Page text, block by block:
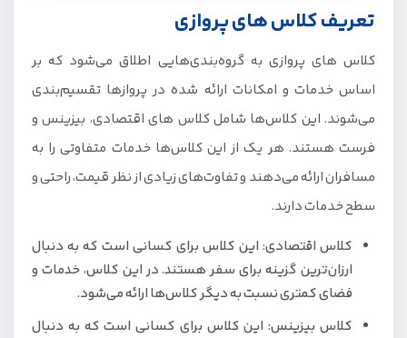
انواع کلاس های پروازی
1. کلاس پروازی اقتصادی (Economy Class)
مقایسه قیمت‌ها و تفاوت‌های هزینه‌ای
تعریف کلاس های پروازی
کلاس های پروازی به گروه‌بندی‌هایی اطلاق می‌شود که بر
اساس خدمات و امکانات ارائه شده در پروازها تقسیم‌بندی
می‌شوند. این کلاس‌ها شامل کلاس های اقتصادی، بیزینس و
فرست هستند. هر یک از این کلاس‌ها خدمات متفاوتی را به
مسافران ارائه می‌دهند و تفاوت‌های زیادی از نظر قیمت، راحتی و
سطح خدمات دارند.
کلاس اقتصادی: این کلاس برای کسانی است که به دنبال
ارزان‌ترین گزینه برای سفر هستند. در این کلاس، خدمات و
فضای کمتری نسبت به دیگر کلاس‌ها ارائه می‌شود.
کلاس بیزینس: این کلاس برای کسانی است که به دنبال